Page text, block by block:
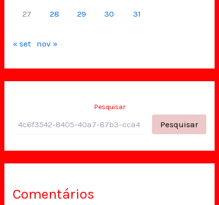
27
28 29 30 31
« set nov »
Pesquisar
Pesquisar
Comentários